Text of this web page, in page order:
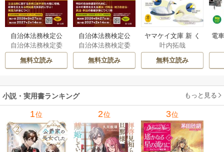
自治体法務検定公
式テキスト 政策
法務編 ２０２６
年度検定対応 1巻
自治体法務検定委
員会
無料立読み
自治体法務検定公
式テキスト 基本
法務編 ２０２６
年度検定対応 1巻
自治体法務検定委
員会
無料立読み
ヤマケイ文庫 新 く
らべてわかる野鳥3
00 1巻
叶内拓哉
無料立読み
電
小説・実用書ランキング もっと見る
1位 2位 3位